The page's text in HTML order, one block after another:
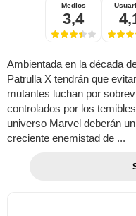
Medios
3,4
Ambientada en la década
Patrulla X tendrán que
mutantes luchan por
controlados por los
universo Marvel deberán
creciente enemistad de ...